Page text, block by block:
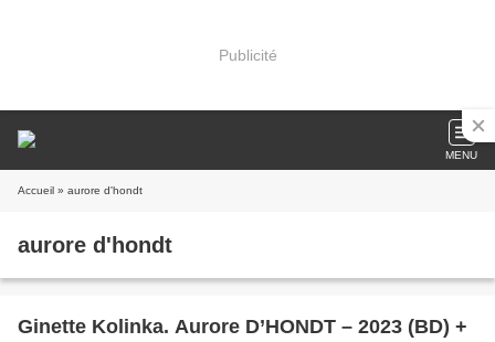
Publicité
MENU
Accueil » aurore d'hondt
aurore d'hondt
Ginette Kolinka. Aurore D’HONDT – 2023 (BD) +